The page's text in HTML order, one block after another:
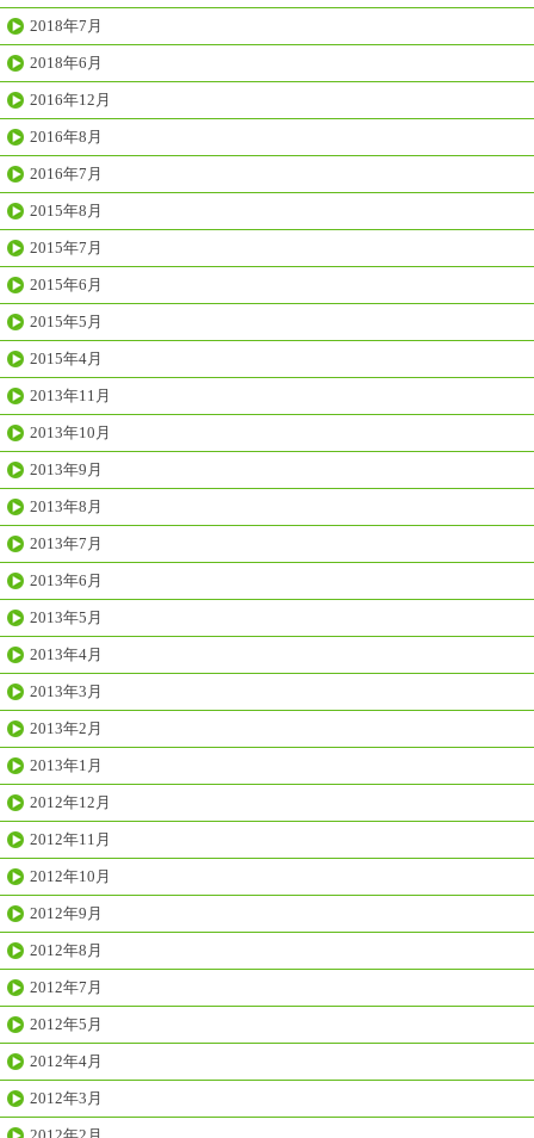
2018年7月
2018年6月
2016年12月
2016年8月
2016年7月
2015年8月
2015年7月
2015年6月
2015年5月
2015年4月
2013年11月
2013年10月
2013年9月
2013年8月
2013年7月
2013年6月
2013年5月
2013年4月
2013年3月
2013年2月
2013年1月
2012年12月
2012年11月
2012年10月
2012年9月
2012年8月
2012年7月
2012年5月
2012年4月
2012年3月